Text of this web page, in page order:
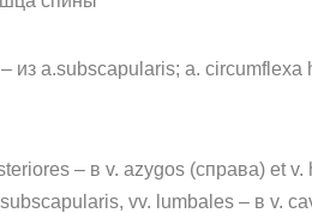
из a.subscapularis; a.
– в v. azygos (справа) et
vv. lumbales – в v.